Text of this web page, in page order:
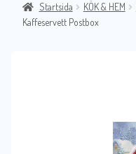
Startsida KÖK & HEM
Kaffeservett Postbox